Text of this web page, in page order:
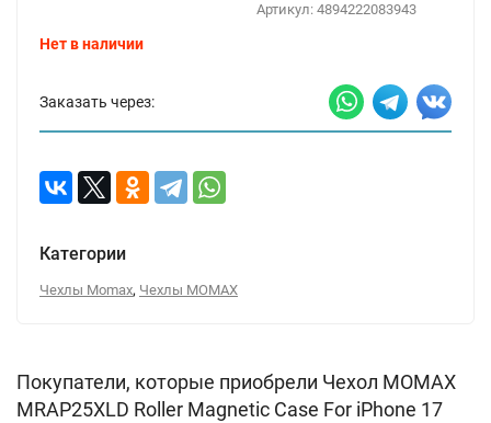
Артикул: 4894222083943
Нет в наличии
Заказать через:
Категории
Чехлы Momax, Чехлы MOMAX
Покупатели, которые приобрели Чехол MOMAX
MRAP25XLD Roller Magnetic Case For iPhone 17